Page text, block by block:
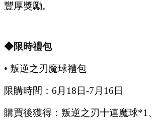
豐厚獎勵。
◆限時禮包
• 叛逆之刃魔球禮包
限購時間： 6月 18 日-7月 16 日
購買後獲得：叛逆之刃十連魔球*1、